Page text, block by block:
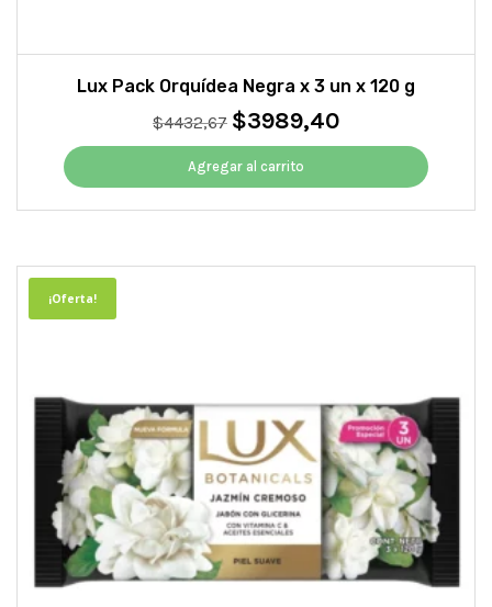
Lux Pack Orquídea Negra x 3 un x 120 g
$4432,67 El
precio
original
era:
$4432,67.
$3989,40El
precio
es:
$3989,40.
Agregar al carrito
¡Oferta!